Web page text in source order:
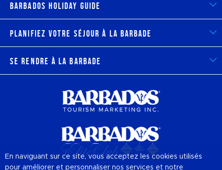
Barbados Holiday Guide
Planifiez votre séjour à la Barbade
Se rendre à la Barbade
En naviguant sur ce site, vous acceptez les cookies utilisés
pour améliorer et personnaliser nos services et notre